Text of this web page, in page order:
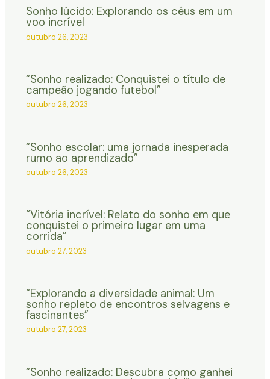
Sonho lúcido: Explorando os céus em um
voo incrível
outubro 26, 2023
“Sonho realizado: Conquistei o título de
campeão jogando futebol”
outubro 26, 2023
“Sonho escolar: uma jornada inesperada
rumo ao aprendizado”
outubro 26, 2023
“Vitória incrível: Relato do sonho em que
conquistei o primeiro lugar em uma
corrida”
outubro 27, 2023
“Explorando a diversidade animal: Um
sonho repleto de encontros selvagens e
fascinantes”
outubro 27, 2023
“Sonho realizado: Descubra como ganhei